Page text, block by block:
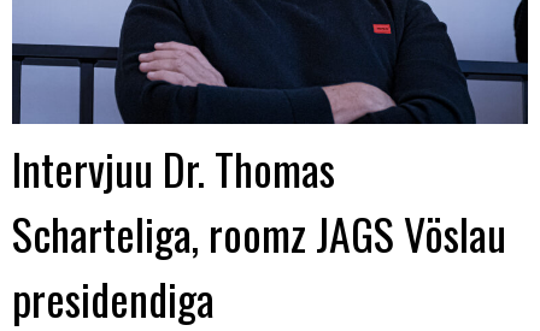
Intervjuu Dr. Thomas
Scharteliga, roomz JAGS Vöslau
presidendiga